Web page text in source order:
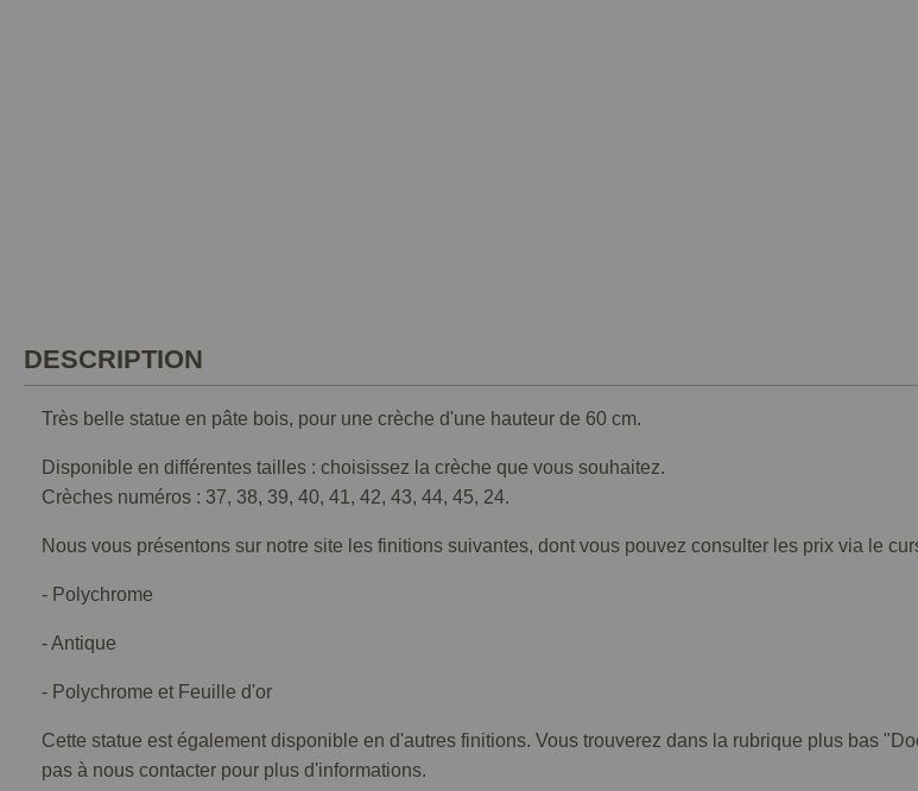
DESCRIPTION
Très belle statue en pâte bois, pour une crèche d'une hauteur de 60 cm.
Disponible en différentes tailles : choisissez la crèche que vous souhaitez.
Crèches numéros : 37, 38, 39, 40, 41, 42, 43, 44, 45, 24.
Nous vous présentons sur notre site les finitions suivantes, dont vous pouvez consulter les prix via le
- Polychrome
- Antique
- Polychrome et Feuille d'or
Cette statue est également disponible en d'autres finitions. Vous trouverez dans la rubrique plus bas
pas à nous contacter pour plus d'informations.